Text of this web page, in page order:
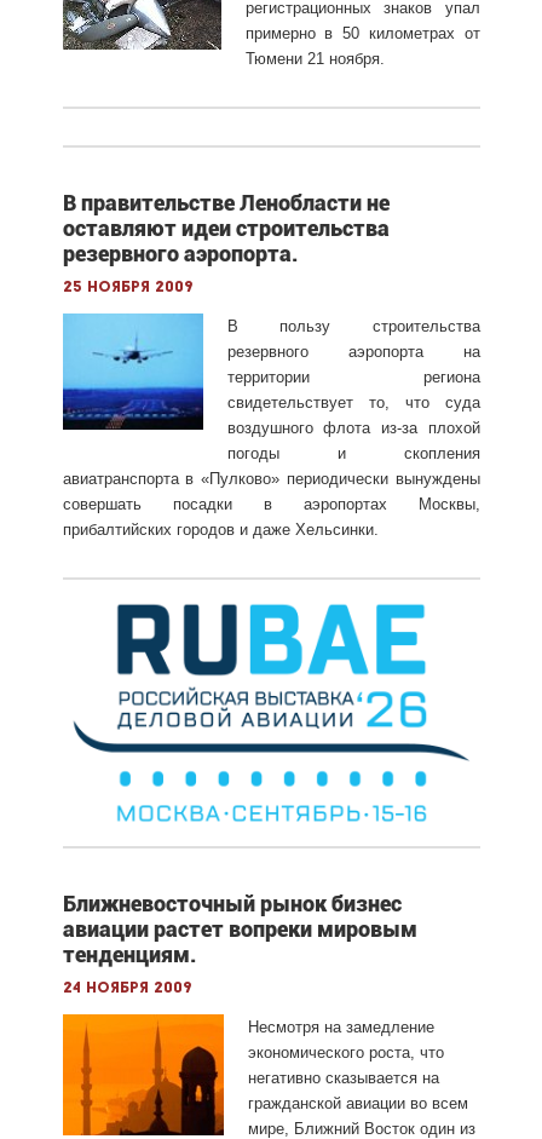
регистрационных знаков упал
примерно в 50 километрах от
Тюмени 21 ноября.
В правительстве Ленобласти не
оставляют идеи строительства
резервного аэропорта.
25 ноября 2009
В пользу строительства
резервного аэропорта на
территории региона
свидетельствует то, что суда
воздушного флота из-за плохой
погоды и скопления
авиатранспорта в «Пулково» периодически вынуждены
совершать посадки в аэропортах Москвы,
прибалтийских городов и даже Хельсинки.
Ближневосточный рынок бизнес
авиации растет вопреки мировым
тенденциям.
24 ноября 2009
Несмотря на замедление
экономического роста, что
негативно сказывается на
гражданской авиации во всем
мире, Ближний Восток один из